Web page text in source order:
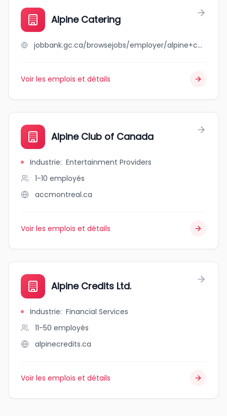
Alpine Catering
jobbank.gc.ca/browsejobs/employer/alpine+catering/ca
Voir les emplois et détails
Alpine Club of Canada
Industrie: Entertainment Providers
1-10 employés
accmontreal.ca
Voir les emplois et détails
Alpine Credits Ltd.
Industrie: Financial Services
11-50 employés
alpinecredits.ca
Voir les emplois et détails